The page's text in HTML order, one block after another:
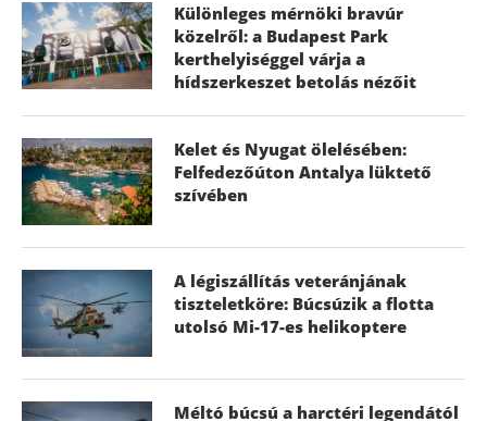
Különleges mérnöki bravúr
közelről: a Budapest Park
kerthelyiséggel várja a
hídszerkeszet betolás nézőit
Kelet és Nyugat ölelésében:
Felfedezőúton Antalya lüktető
szívében
A légiszállítás veteránjának
tiszteletköre: Búcsúzik a flotta
utolsó Mi-17-es helikoptere
Méltó búcsú a harctéri legendától